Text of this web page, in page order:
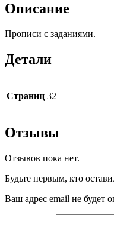
Описание
Прописи с заданиями.
Детали
Страниц 32
Отзывы
Отзывов пока нет.
Будьте первым, кто
Ваш адрес email не будет